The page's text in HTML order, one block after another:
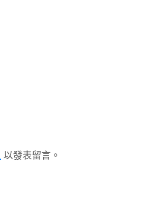
以發表留言。